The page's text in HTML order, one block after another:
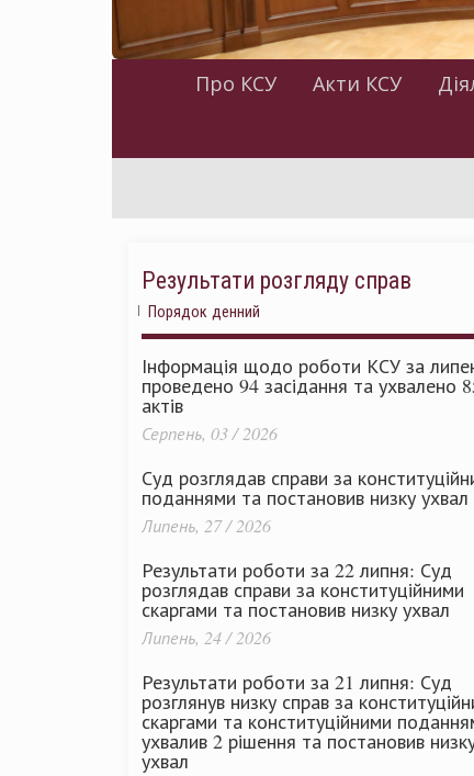
Про КСУ Акти КСУ
Результати розгляду справ
Порядок денний
Інформація щодо роботи КСУ за
проведено 94 засідання та ухвалено
актів
Серпень, 03 / 2026
Суд розглядав справи за
поданнями та постановив низку ухвал
Липень, 27 / 2026
Результати роботи за 22 липня: Суд
розглядав справи за конституційними
скаргами та постановив низку ухвал
Липень, 24 / 2026
Результати роботи за 21 липня: Суд
розглянув низку справ за
скаргами та конституційними
ухвалив 2 рішення та постановив
ухвал